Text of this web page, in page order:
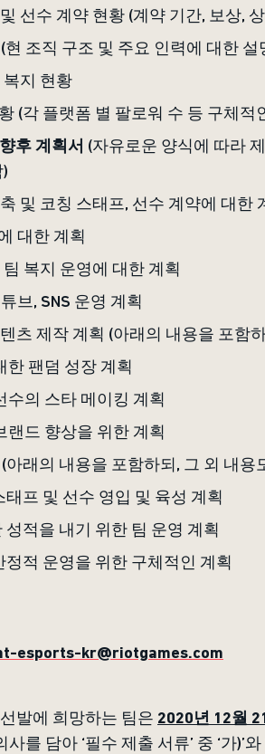
선수 계약 현황 (계약 기간, 보상,
현 조직 구조 및 주요 인력에 대한 설
복지 현황
(각 플랫폼 별 팔로워 수 등 구체적
후 계획서 (자유로운 양식에 따라
및 코칭 스태프, 선수 계약에 대한
대한 계획
복지 운영에 대한 계획
브, SNS 운영 계획
츠 제작 계획 (아래의 내용을 포함
한 팬덤 성장 계획
수의 스타 메이킹 계획
랜드 향상을 위한 계획
아래의 내용을 포함하되, 그 외 내용
프 및 선수 영입 및 육성 계획
성적을 내기 위한 팀 운영 계획
정적 운영을 위한 구체적인 계획
esports-kr@riotgames.com
발에 희망하는 팀은 2020년 12월
사를 담아 ‘필수 제출 서류’ 중 ‘가)’